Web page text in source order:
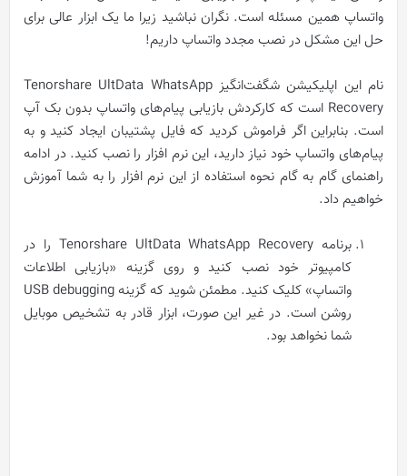
واتساپ همین مسئله است. نگران نباشید زیرا ما یک ابزار عالی برای
حل این‌ مشکل در نصب مجدد واتساپ داریم!
نام این اپلیکیشن شگفت‌انگیز Tenorshare UltData WhatsApp
Recovery است که کارکردش بازیابی پیام‌های واتساپ بدون بک آپ
است. بنابراین اگر فراموش کردید که فایل پشتیبان ایجاد کنید و به
پیام‌های واتساپ خود نیاز دارید، این نرم افزار را نصب کنید. در ادامه
راهنمای گام به گام نحوه استفاده از این نرم افزار را به شما آموزش
خواهیم داد.
برنامه Tenorshare UltData WhatsApp Recovery را در
کامپیوتر خود نصب کنید و روی گزینه «بازیابی اطلاعات
واتساپ» کلیک کنید. مطمئن شوید که گزینه USB debugging
روشن است. در غیر این صورت، ابزار قادر به تشخیص موبایل
شما نخواهد بود.